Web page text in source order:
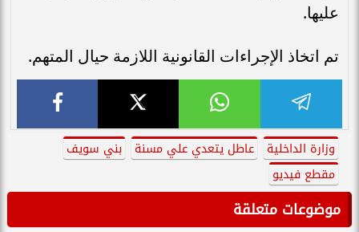
عليها.
تم اتخاذ الإجراءات القانونية اللازمة حيال المتهم.
وزارة الداخلية عاطل يتعدي علي مسنة
بني سويف
مقطع فيديو
موضوعات متعلقة